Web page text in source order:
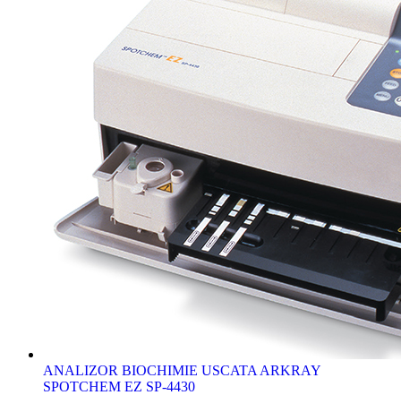
ANALIZOR BIOCHIMIE USCATA ARKRAY
SPOTCHEM EZ SP-4430